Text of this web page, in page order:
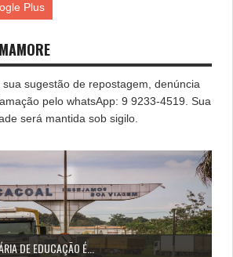
Plus
sua sugestão de repostagem, denúncia
pelo whatsApp: 9 9233-4519. Sua
será mantida sob sigilo.
DE EDUCAÇÃO É...